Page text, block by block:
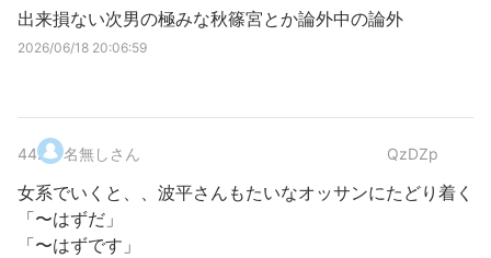
出来損ない次男の極みな秋篠宮とか論外中の論外
2026/06/18 20:06:59
44. 名無しさん QzDZp
女系でいくと、、波平さんもたいなオッサンにたどり着く
「〜はずだ」
「〜はずです」